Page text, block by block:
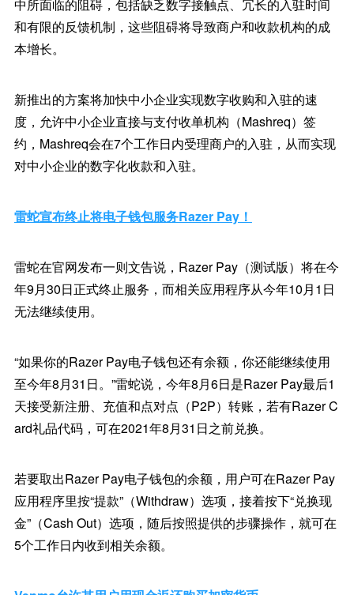
中所面临的阻碍，包括缺乏数字接触点、冗长的入驻时间
和有限的反馈机制，这些阻碍将导致商户和收款机构的成
本增长。
新推出的方案将加快中小企业实现数字收购和入驻的速
度，允许中小企业直接与支付收单机构（Mashreq）签
约，Mashreq会在7个工作日内受理商户的入驻，从而实现
对中小企业的数字化收款和入驻。
雷蛇宣布终止将电子钱包服务Razer Pay！
雷蛇在官网发布一则文告说，Razer Pay（测试版）将在今
年9月30日正式终止服务，而相关应用程序从今年10月1日
无法继续使用。
“如果你的Razer Pay电子钱包还有余额，你还能继续使用
至今年8月31日。”雷蛇说，今年8月6日是Razer Pay最后1
天接受新注册、充值和点对点（P2P）转账，若有Razer C
ard礼品代码，可在2021年8月31日之前兑换。
若要取出Razer Pay电子钱包的余额，用户可在Razer Pay
应用程序里按“提款”（Withdraw）选项，接着按下“兑换现
金”（Cash Out）选项，随后按照提供的步骤操作，就可在
5个工作日内收到相关余额。